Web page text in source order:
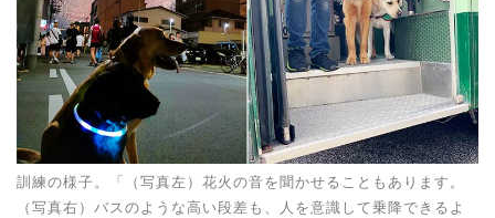
訓練の様子。「（写真左）花火の音を聞かせることもあります。
（写真右）バスのような高い段差も、人を意識して乗降できるよ